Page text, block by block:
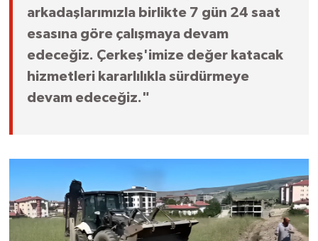
arkadaşlarımızla birlikte 7 gün 24 saat
esasına göre çalışmaya devam
edeceğiz. Çerkeş'imize değer katacak
hizmetleri kararlılıkla sürdürmeye
devam edeceğiz."